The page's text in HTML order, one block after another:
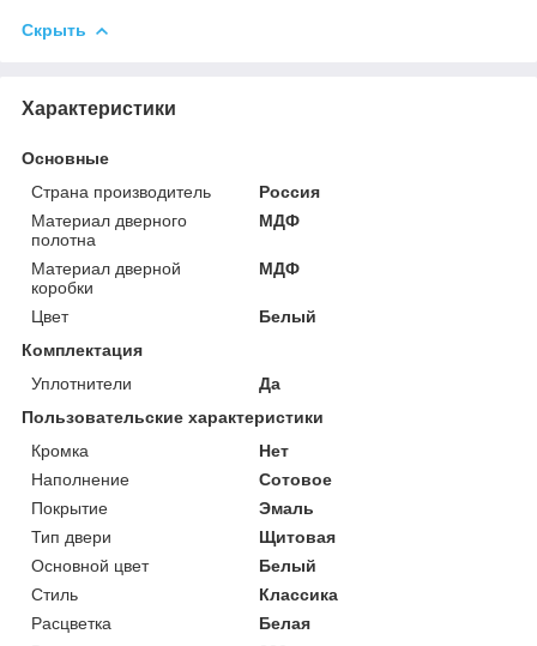
Скрыть
Характеристики
Основные
Страна производитель
Россия
Материал дверного
полотна
МДФ
Материал дверной
коробки
МДФ
Цвет
Белый
Комплектация
Уплотнители
Да
Пользовательские характеристики
Кромка
Нет
Наполнение
Сотовое
Покрытие
Эмаль
Тип двери
Щитовая
Основной цвет
Белый
Стиль
Классика
Расцветка
Белая